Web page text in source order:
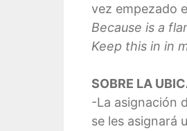
vez empezado
Because is a
Keep this in in
SOBRE LA
-La asignación
se les asignará